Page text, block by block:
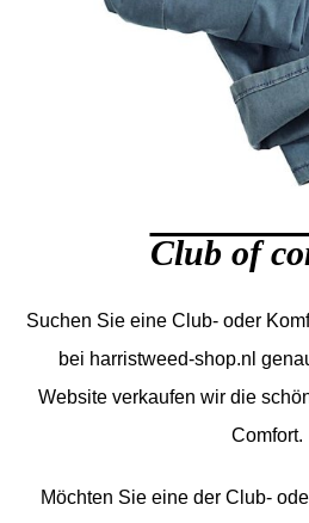
Club of
Suchen Sie eine Club- oder
bei harristweed-shop.nl
Website verkaufen wir die
Comfort.
Möchten Sie eine der Club-